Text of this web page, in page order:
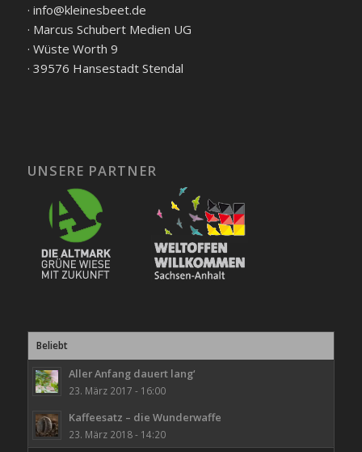
· info@kleinesbeet.de
· Marcus Schubert Medien UG
· Wüste Worth 9
· 39576 Hansestadt Stendal
UNSERE PARTNER
Beliebt
Aller Anfang dauert lang‘
23. März 2017 - 16:00
Kaffeesatz – die Wunderwaffe
23. März 2018 - 14:20